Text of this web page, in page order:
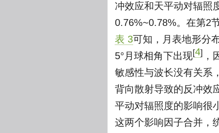
冲效应和天平动对辐照
0.76%~0.78%。在第2
表 3可知，月表地形分
5°月球相角下出现[4]
，
敏感性与波长没有关系
背向散射导致的反冲效
平动对辐照度的影响很
这两个影响因子合并，